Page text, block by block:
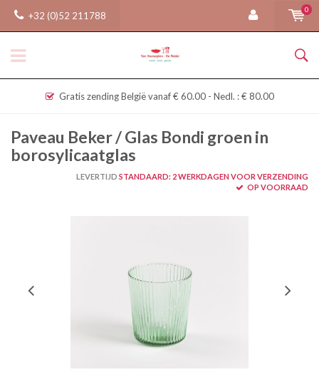
+32 (0)52 211788
0
Gratis zending België vanaf € 60.00 - Nedl. : € 80.00
Paveau Beker / Glas Bondi groen in
borosylicaatglas
LEVERTIJD STANDAARD: 2 WERKDAGEN VOOR VERZENDING
OP VOORRAAD